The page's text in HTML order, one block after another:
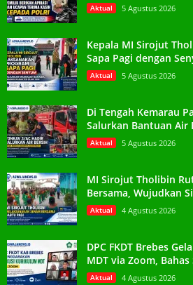
Aktual 5 Agustus 2026
Kepala MI Sirojut
Sapa Pagi dengan
Aktual 5 Agustus 2026
Di Tengah Kemarau
Salurkan Bantuan Air
Aktual 5 Agustus 2026
MI Sirojut Tholibin
Bersama, Wujudkan
Aktual 4 Agustus 2026
DPC FKDT Brebes
MDT via Zoom,
Aktual 4 Agustus 2026